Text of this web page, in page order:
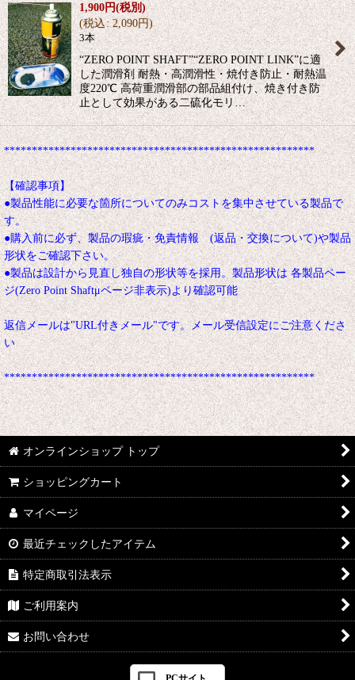
1,900円(税別)
(税込: 2,090円)
3本
“ZERO POINT SHAFT”“ZERO POINT LINK”に適
した潤滑剤 耐熱・高潤滑性・焼付き防止・耐熱温
度220℃ 高荷重潤滑部の部品組付け、焼き付き防
止として効果がある二硫化モリ…
********************************************************
【確認事項】
●製品性能に必要な箇所についてのみコストを集中させている製品で
す。
●購入前に必ず、製品の瑕疵・免責情報 (返品・交換について)や製品
形状をご確認下さい。
●製品は設計から見直し独自の形状等を採用。製品形状は 各製品ペー
ジ(Zero Point Shaftμページ非表示)より確認可能
返信メールは"URL付きメール"です。メール受信設定にご注意くださ
い
********************************************************
オンラインショップ トップ
ショッピングカート
マイページ
最近チェックしたアイテム
特定商取引法表示
ご利用案内
お問い合わせ